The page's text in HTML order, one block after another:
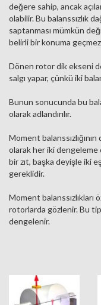
değere sahip, ancak
olabilir. Bu balanssızlık
saptanması mümkün
belirli bir konuma
Dönen rotor dik ekseni
salgı yapar, çünkü iki
Bunun sonucunda bu
olarak adlandırılır.
Moment
olarak her iki dengeleme
bir zıt, başka deyişle iki
gereklidir.
Moment
rotorlarda gözlenir. Bu
dengelenir.